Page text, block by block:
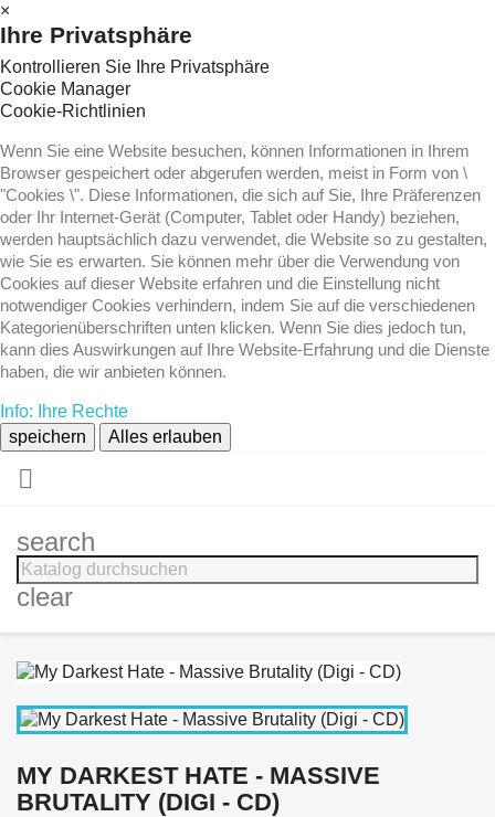
×
Ihre Privatsphäre
Kontrollieren Sie Ihre Privatsphäre
Cookie Manager
Cookie-Richtlinien
Wenn Sie eine Website besuchen, können Informationen in Ihrem
Browser gespeichert oder abgerufen werden, meist in Form von \
"Cookies \". Diese Informationen, die sich auf Sie, Ihre Präferenzen
oder Ihr Internet-Gerät (Computer, Tablet oder Handy) beziehen,
werden hauptsächlich dazu verwendet, die Website so zu gestalten,
wie Sie es erwarten. Sie können mehr über die Verwendung von
Cookies auf dieser Website erfahren und die Einstellung nicht
notwendiger Cookies verhindern, indem Sie auf die verschiedenen
Kategorienüberschriften unten klicken. Wenn Sie dies jedoch tun,
kann dies Auswirkungen auf Ihre Website-Erfahrung und die Dienste
haben, die wir anbieten können.
Info: Ihre Rechte
speichern
Alles erlauben

search
clear
MY DARKEST HATE - MASSIVE
BRUTALITY (DIGI - CD)